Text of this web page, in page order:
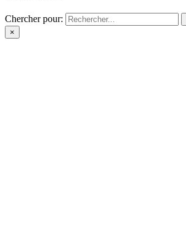
Chercher pour:
×